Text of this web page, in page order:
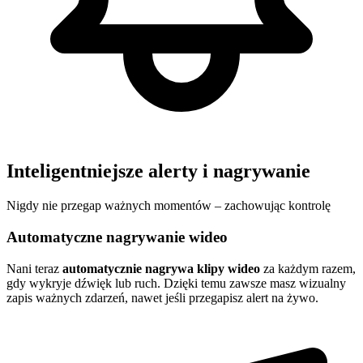
Inteligentniejsze alerty i nagrywanie
Nigdy nie przegap ważnych momentów – zachowując kontrolę
Automatyczne nagrywanie wideo
Nani teraz automatycznie nagrywa klipy wideo za każdym razem,
gdy wykryje dźwięk lub ruch. Dzięki temu zawsze masz wizualny
zapis ważnych zdarzeń, nawet jeśli przegapisz alert na żywo.